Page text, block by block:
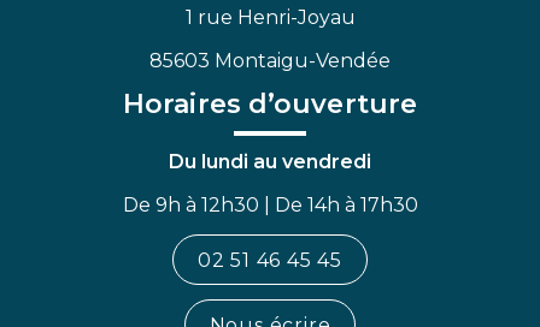
1 rue Henri-Joyau
85603 Montaigu-Vendée
Horaires d’ouverture
Du lundi au vendredi
De 9h à 12h30 | De 14h à 17h30
02 51 46 45 45